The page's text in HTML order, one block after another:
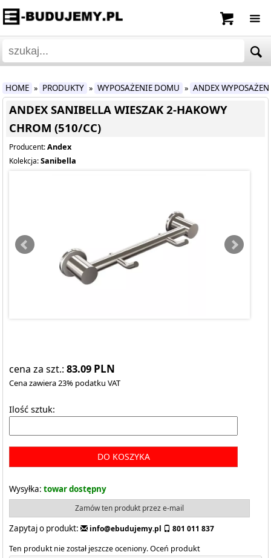
HOME » PRODUKTY » WYPOSAŻENIE DOMU » ANDEX
ANDEX SANIBELLA WIESZAK 2-HAKOWY
CHROM (510/CC)
Producent:Andex
Kolekcja:Sanibella
cena za szt.:83.09 PLN
Cena zawiera 23% podatku VAT
Ilość sztuk:
DO KOSZYKA
Wysyłka: towar dostępny
Zamów ten produkt przez e-mail
Zapytaj o produkt: info@ebudujemy.pl
801 011 837
Ten produkt nie został jeszcze oceniony.Oceń produkt